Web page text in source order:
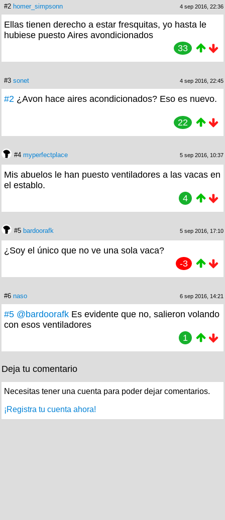
#2 homer_simpsonn 4 sep 2016, 22:36
Ellas tienen derecho a estar fresquitas, yo hasta le
hubiese puesto Aires avondicionados
33
#3 sonet 4 sep 2016, 22:45
#2 ¿Avon hace aires acondicionados? Eso es nuevo.
22
#4 myperfectplace 5 sep 2016, 10:37
Mis abuelos le han puesto ventiladores a las vacas en
el establo.
4
#5 bardoorafk 5 sep 2016, 17:10
¿Soy el único que no ve una sola vaca?
-3
#6 naso 6 sep 2016, 14:21
#5 @bardoorafk Es evidente que no, salieron volando
con esos ventiladores
1
Deja tu comentario
Necesitas tener una cuenta para poder dejar comentarios.
¡Registra tu cuenta ahora!